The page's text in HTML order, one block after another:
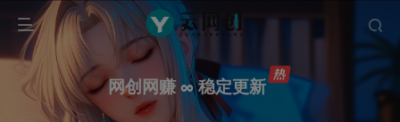
网创网赚 ∞ 稳定更新